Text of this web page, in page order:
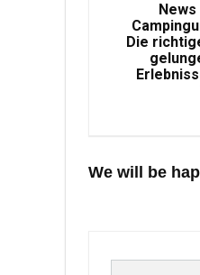
Die
We will be